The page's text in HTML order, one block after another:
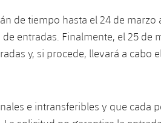
de tiempo hasta el 24 de marzo
entradas. Finalmente, el 25 de
y, si procede, llevará a cabo
e intransferibles y que cada